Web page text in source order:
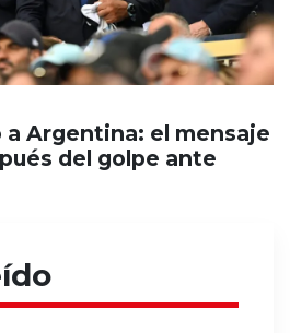
a Argentina: el mensaje
del golpe ante